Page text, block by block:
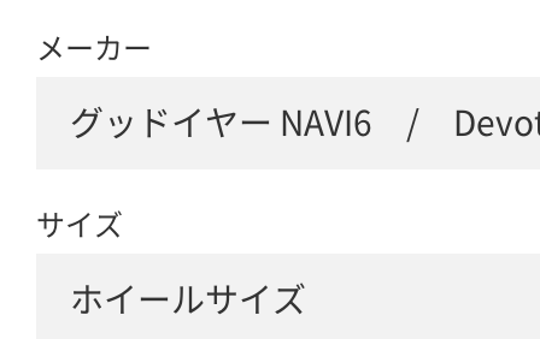
メーカー
グッドイヤー NAVI6 /
サイズ
ホイールサイズ